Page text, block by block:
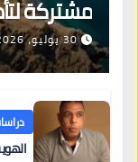
مشتركة
30 يوليو، 2026